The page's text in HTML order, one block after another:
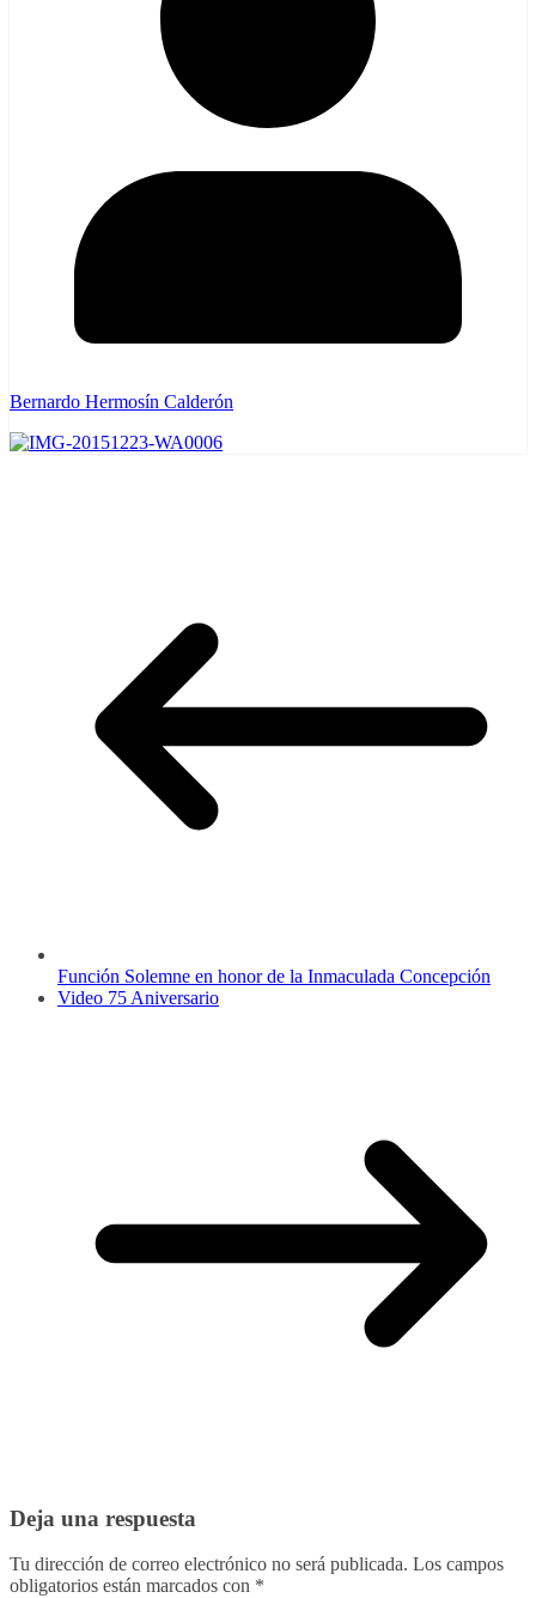
Bernardo Hermosín Calderón
Función Solemne en honor de la Inmaculada Concepción
Video 75 Aniversario
Deja una respuesta
Tu dirección de correo electrónico no será publicada. Los campos
obligatorios están marcados con *